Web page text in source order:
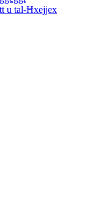
u tal-Ħxejjex